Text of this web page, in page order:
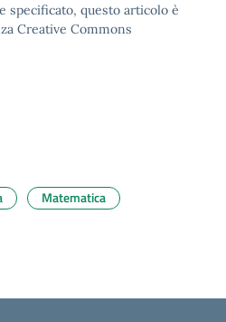
specificato, questo articolo è
Creative Commons
Matematica